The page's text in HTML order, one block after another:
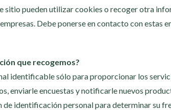
sitio pueden utilizar cookies o recoger otra
Debe ponerse en contacto con estas
que recogemos?
identificable sólo para proporcionar los
enviarle encuestas y notificarle nuevos
identificación personal para determinar su